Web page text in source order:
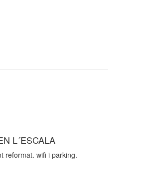
L´ESCALA
reformat. wifi i parking.